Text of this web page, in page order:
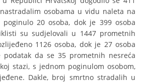
osobama u vidu naleta na
20 osoba, dok je 399 osoba
su sudjelovali u 1447 prometnih
1126 osoba, dok je 27 osoba
podatak da se 35 prometnih nesreća
stazi, s jednom poginulom osobom,
Dakle, broj smrtno stradalih u